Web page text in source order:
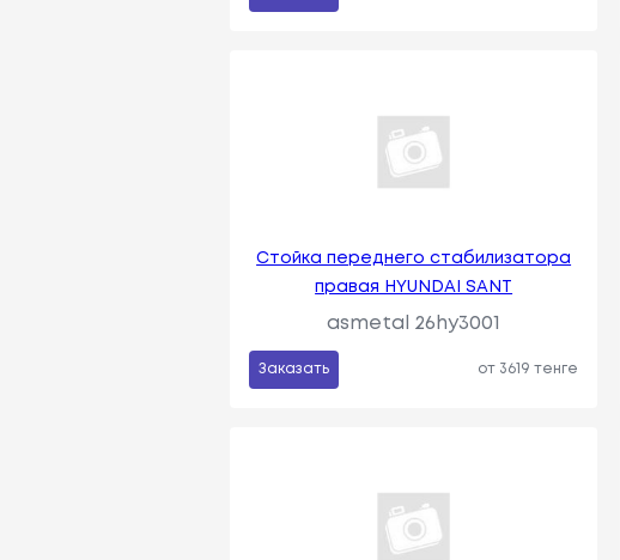
Стойка переднего стабилизатора
правая HYUNDAI SANT
asmetal 26hy3001
Заказать от 3619 тенге